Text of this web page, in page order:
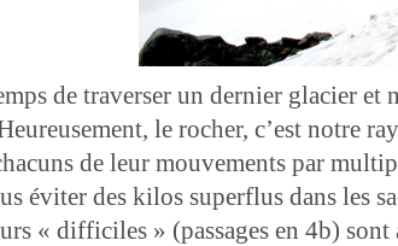
de traverser un dernier glacier
le rocher, c’est notre
de leur mouvements par
éviter des kilos superflus dans les
« difficiles » (passages en 4b)